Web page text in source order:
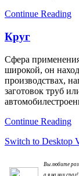
Continue Reading
Круг
Сфера применения
широкой, он
производствах,
заготовок труб
Continue Reading
Switch to Desktop
Вы любите
а я на них срал!